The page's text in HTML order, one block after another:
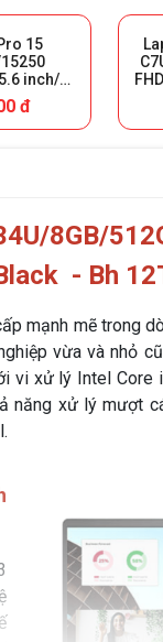
15
inch/
i7-
SSD
Carbon
đ
8GB/
- Bh
mạnh mẽ trong
vừa và nhỏ
vi xử lý Intel Core
năng xử lý mượt